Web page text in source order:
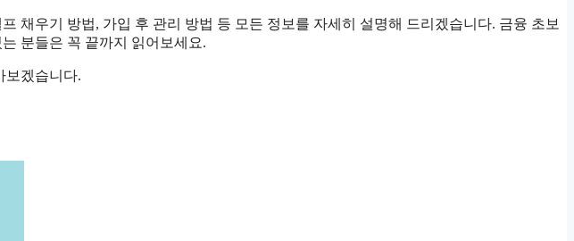
채우기 방법, 가입 후 관리 방법 등 모든 정보를 자세히 설명해 드리겠습니다. 금융 초보
분들은 꼭 끝까지 읽어보세요.
보겠습니다.